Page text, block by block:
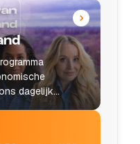
dagelijks